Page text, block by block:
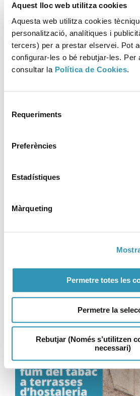
Aquest lloc web utilitza cookies
Aquesta web utilitza cookies
personalització, analítiques i
tercers) per a prestar elservei. Pot
configurar-les o bé rebutjar-les. Per
consultar la Política de Cookies.
Requeriments
Preferències
Estadístiques
Màrqueting
Permetre totes les
Permetre la
Rebutjar (Només s’utilitzen
necessari)
La mortalitat a
recupera els
la pandèmia
LA SALUT EN XIFRES